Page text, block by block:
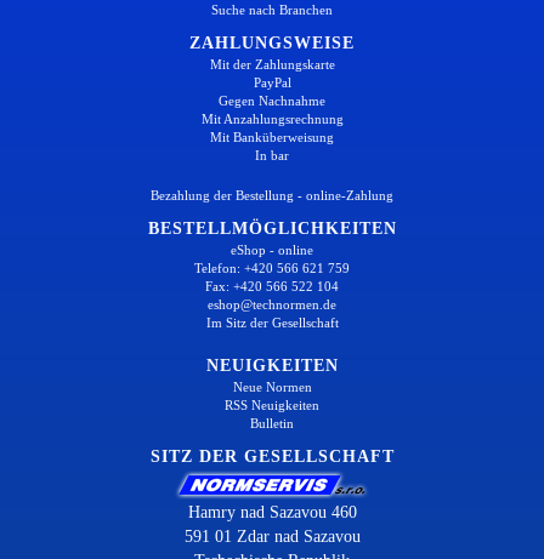
Suche nach Branchen
ZAHLUNGSWEISE
Mit der Zahlungskarte
PayPal
Gegen Nachnahme
Mit Anzahlungsrechnung
Mit Banküberweisung
In bar
Bezahlung der Bestellung - online-Zahlung
BESTELLMÖGLICHKEITEN
eShop - online
Telefon: +420 566 621 759
Fax: +420 566 522 104
eshop@technormen.de
Im Sitz der Gesellschaft
NEUIGKEITEN
Neue Normen
RSS Neuigkeiten
Bulletin
SITZ DER GESELLSCHAFT
Hamry nad Sazavou 460
591 01 Zdar nad Sazavou